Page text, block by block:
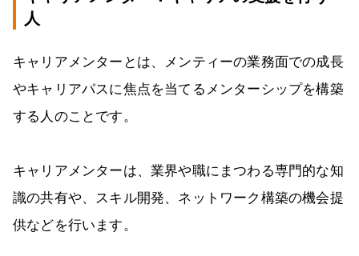
人
キャリアメンターとは、メンティーの業務面での成長
やキャリアパスに焦点を当てるメンターシップを構築
する人のことです。
キャリアメンターは、業界や職にまつわる専門的な知
識の共有や、スキル開発、ネットワーク構築の機会提
供などを行います。